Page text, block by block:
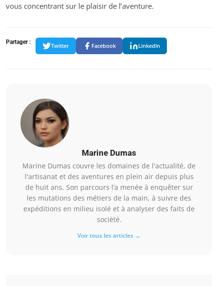
vous concentrant sur le plaisir de l’aventure.
Partager :
Twitter Facebook LinkedIn
Marine Dumas
Marine Dumas couvre les domaines de l'actualité, de
l'artisanat et des aventures en plein air depuis plus
de huit ans. Son parcours l’a menée à enquêter sur
les mutations des métiers de la main, à suivre des
expéditions en milieu isolé et à analyser des faits de
société.
Voir tous les articles →